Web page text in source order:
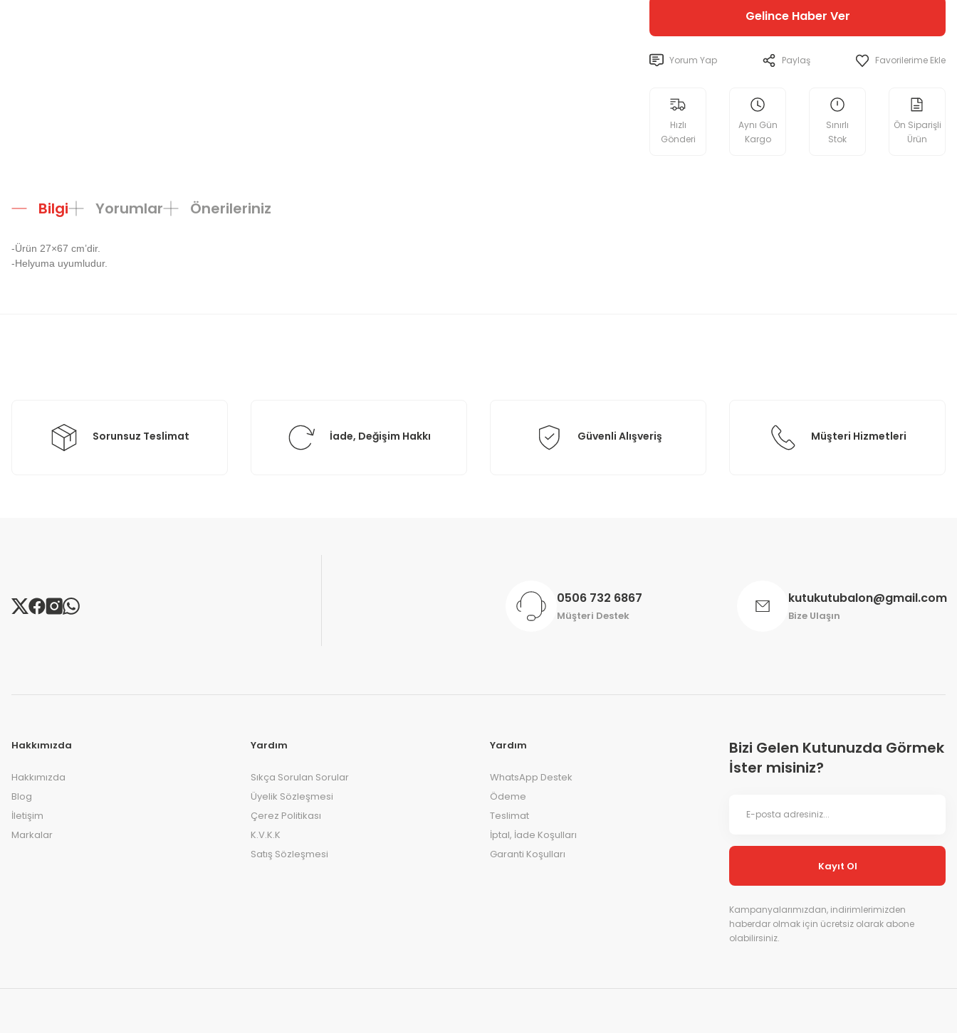
Gelince Haber Ver
Yorum Yap Paylaş
Hızlı
Gönderi
Aynı Gün
Kargo
Sınırlı
Stok
Ön Siparişli
Ürün
Bilgi Yorumlar Önerileriniz
-Ürün 27×67 cm’dir.
-Helyuma uyumludur.
Sorunsuz Teslimat İade, Değişim Hakkı Güvenli Alışveriş Müşteri Hizmetleri
0506 732 6867
Müşteri Destek
kutukutubalon@gmail.com
Bize Ulaşın
Hakkımızda
Hakkımızda
Blog
İletişim
Markalar
Yardım
Sıkça Sorulan Sorular
Üyelik Sözleşmesi
Çerez Politikası
K.V.K.K
Satış Sözleşmesi
Yardım
WhatsApp Destek
Ödeme
Teslimat
İptal, İade Koşulları
Garanti Koşulları
Bizi Gelen Kutunuzda Görmek
İster misiniz?
Kayıt Ol
Kampanyalarımızdan, indirimlerimizden
haberdar olmak için ücretsiz olarak abone
olabilirsiniz.